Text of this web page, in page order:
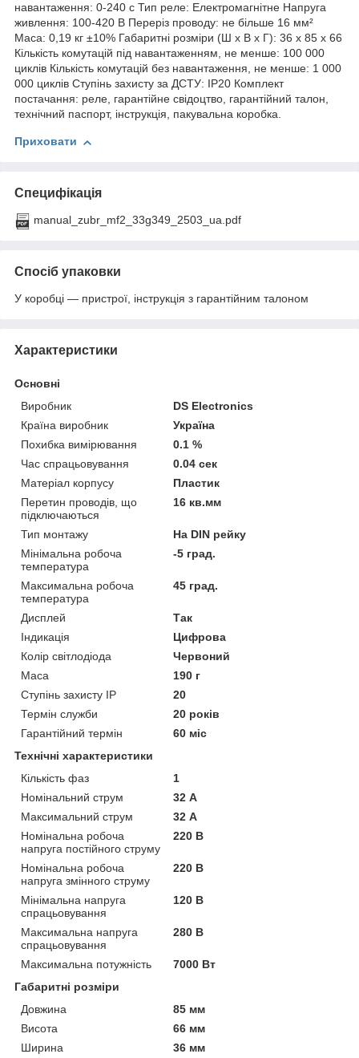
навантаження: 0-240 с Тип реле: Електромагнітне Напруга
живлення: 100-420 В Переріз проводу: не більше 16 мм²
Маса: 0,19 кг ±10% Габаритні розміри (Ш х В х Г): 36 х 85 х 66
Кількість комутацій під навантаженням, не менше: 100 000
циклів Кількість комутацій без навантаження, не менше: 1 000
000 циклів Ступінь захисту за ДСТУ: ІР20 Комплект
постачання: реле, гарантійне свідоцтво, гарантійний талон,
технічний паспорт, інструкція, пакувальна коробка.
Приховати
Специфікація
manual_zubr_mf2_33g349_2503_ua.pdf
Спосіб упаковки
У коробці — пристрої, інструкція з гарантійним талоном
Характеристики
Основні
Виробник
DS Electronics
Країна виробник
Україна
Похибка вимірювання
0.1 %
Час спрацьовування
0.04 сек
Матеріал корпусу
Пластик
Перетин проводів, що
підключаються
16 кв.мм
Тип монтажу
На DIN рейку
Мінімальна робоча
температура
-5 град.
Максимальна робоча
температура
45 град.
Дисплей
Так
Індикація
Цифрова
Колір світлодіода
Червоний
Маса
190 г
Ступінь захисту IP
20
Термін служби
20 років
Гарантійний термін
60 міс
Технічні характеристики
Кількість фаз
1
Номінальний струм
32 А
Максимальний струм
32 А
Номінальна робоча
напруга постійного струму
220 В
Номінальна робоча
напруга змінного струму
220 В
Мінімальна напруга
спрацьовування
120 В
Максимальна напруга
спрацьовування
280 В
Максимальна потужність
7000 Вт
Габаритні розміри
Довжина
85 мм
Висота
66 мм
Ширина
36 мм